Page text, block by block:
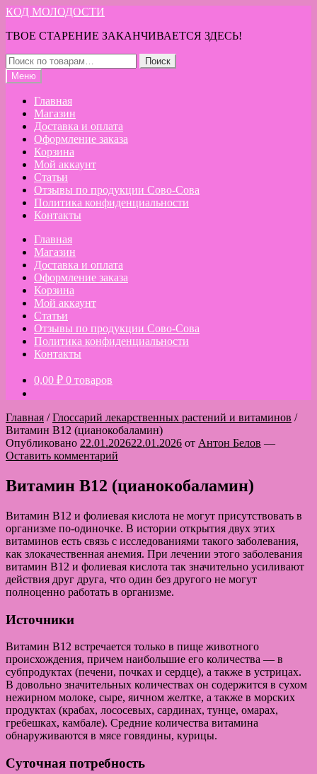
Перейти
навигации
Перейти
содержимому
КОД МОЛОДОСТИ
ТВОЕ СТАРЕНИЕ ЗАКАНЧИВАЕТСЯ ЗДЕСЬ!
Искать:
Поиск
Меню
Главная
Магазин
Доставка и оплата
Оформление заказа
Корзина
Мой аккаунт
Статьи
Отзывы по продукции Сово-Сова
Политика конфиденциальности
Контакты
Главная
Магазин
Доставка и оплата
Оформление заказа
Корзина
Мой аккаунт
Статьи
Отзывы по продукции Сово-Сова
Политика конфиденциальности
Контакты
0,00 ₽ 0 товаров
Главная /Глоссарий лекарственных растений и витаминов /
Витамин B12 (цианокобаламин)
Опубликовано 22.01.202622.01.2026 от Антон Белов —
Оставить комментарий
Витамин B12 (цианокобаламин)
Витамин В12 и фолиевая кислота не могут присутствовать в
организме по-одиночке. В истории открытия двух этих
витаминов есть связь с исследованиями такого заболевания,
как злокачественная анемия. При лечении этого заболевания
витамин В12 и фолиевая кислота так значительно усиливают
действия друг друга, что один без другого не могут
полноценно работать в организме.
Источники
Витамин В12 встречается только в пище животного
происхождения, причем наибольшие его количества — в
субпродуктах (печени, почках и сердце), а также в устрицах.
В довольно значительных количествах он содержится в сухом
нежирном молоке, сыре, яичном желтке, а также в морских
продуктах (крабах, лососевых, сардинах, тунце, омарах,
гребешках, камбале). Средние количества витамина
обнаруживаются в мясе говядины, курицы.
Суточная потребность